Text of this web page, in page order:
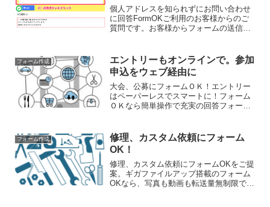
う！
個人アドレスを知られずにお問い合わせ
に回答FormOKご利用のお客様からのご
質問です。お客様からフォームの送信が
ドレスに直接送信でしょうか？それと
も、こちら側のアドレス...
フォーム作成
エントリーもオンラインで。参加
申込をウェブ経由に
大会、公募にフォームＯＫ！エントリー
はペーパーレスでスマートに！フォーム
ＯＫなら簡単操作で充実の回答フォー
や配信リストで、個別対応もメルマガ配
信もすぐできる！！
フォーム作成
修理、カスタム依頼にフォーム
OK！
修理、カスタム依頼にフォームOKをご提
案。ギガファイルアップ搭載のフォーム
OKなら、写真も動画も転送量無制限でア